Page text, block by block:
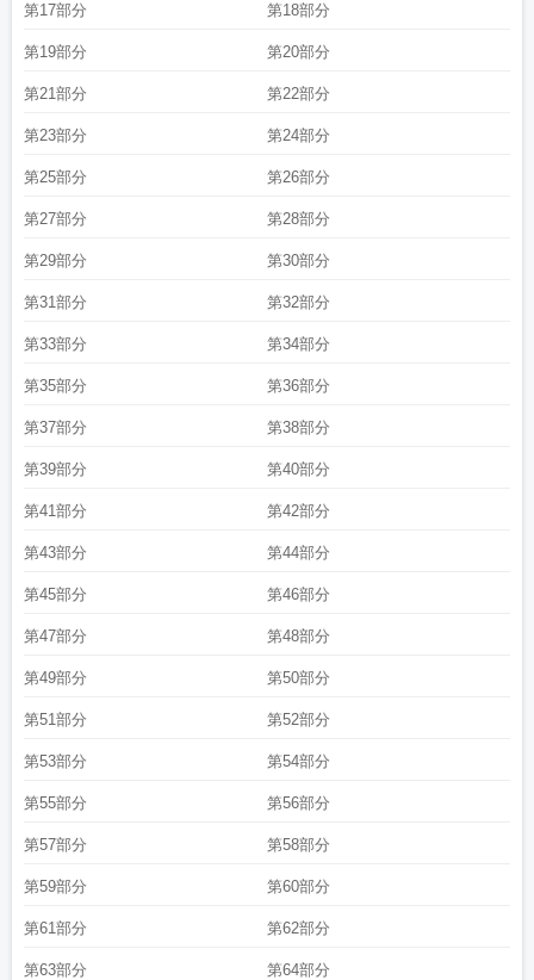
第17部分 第18部分
第19部分 第20部分
第21部分 第22部分
第23部分 第24部分
第25部分 第26部分
第27部分 第28部分
第29部分 第30部分
第31部分 第32部分
第33部分 第34部分
第35部分 第36部分
第37部分 第38部分
第39部分 第40部分
第41部分 第42部分
第43部分 第44部分
第45部分 第46部分
第47部分 第48部分
第49部分 第50部分
第51部分 第52部分
第53部分 第54部分
第55部分 第56部分
第57部分 第58部分
第59部分 第60部分
第61部分 第62部分
第63部分 第64部分